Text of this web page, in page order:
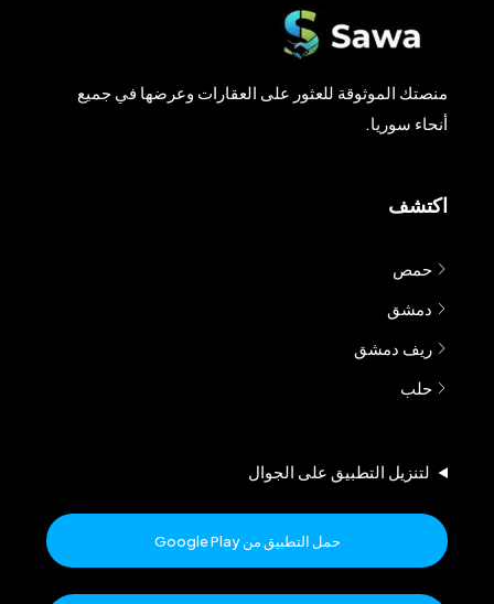
منصتك الموثوقة للعثور على العقارات وعرضها في جميع
أنحاء سوريا.
اكتشف
حمص
دمشق
ريف دمشق
حلب
لتنزيل التطبيق على الجوال
حمل التطبيق من Google Play